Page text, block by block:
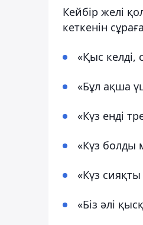
Кейбір желі
кеткенін
«Қыс келді,
«Бұл ақша
«Күз енді
«Күз болды
«Күз
«Біз әлі